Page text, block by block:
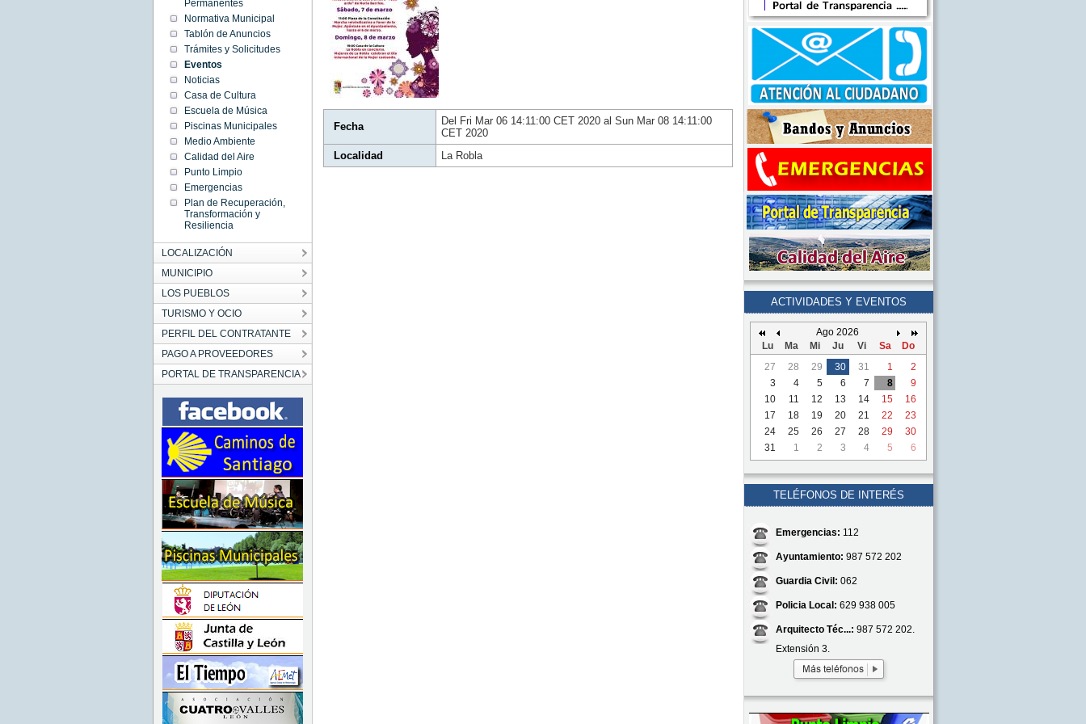
Permanentes
Normativa Municipal
Tablón de Anuncios
Trámites y Solicitudes
Eventos
Noticias
Casa de Cultura
Escuela de Música
Piscinas Municipales
Medio Ambiente
Calidad del Aire
Punto Limpio
Emergencias
Plan de Recuperación,
Transformación y
Resiliencia
LOCALIZACIÓN
MUNICIPIO
LOS PUEBLOS
TURISMO Y OCIO
PERFIL DEL CONTRATANTE
PAGO A PROVEEDORES
PORTAL DE TRANSPARENCIA
CET
2020
Fri Mar
06
14:11:00
CET
Fecha
Del Fri Mar 06 14:11:00 CET 2020 al Sun Mar 08 14:11:00
CET 2020
Localidad
La Robla
ACTIVIDADES Y EVENTOS
Ago 2026
Lu
Ma Mi Ju Vi Sa
Do
27
28 29 30 31 1
2
3
4 5 6 7 8
9
10
11 12 13 14 15
16
17
18 19 20 21 22
23
24
25 26 27 28 29
30
31
1 2 3 4 5 6
TELÉFONOS DE INTERÉS
Emergencias: 112
Ayuntamiento: 987 572 202
Guardia Civil: 062
Policia Local: 629 938 005
Arquitecto Téc...: 987 572 202.
Extensión 3.